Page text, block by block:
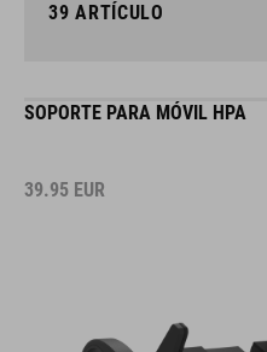
39 ARTÍCULO
SOPORTE PARA MÓVIL HPA
39.95 EUR